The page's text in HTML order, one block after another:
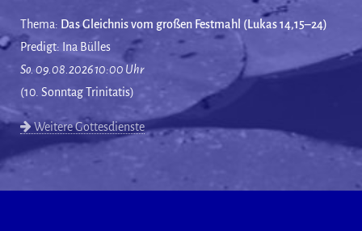
Thema: Das Gleichnis vom großen Festmahl (Lukas 14,15–24)
Predigt: Ina Bülles
So. 09.08.2026 10:00 Uhr
(10. Sonntag Trinitatis)
Weitere Gottesdienste